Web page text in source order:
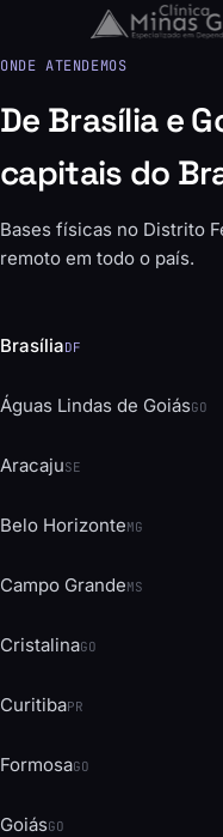
ONDE ATENDEMOS
De Brasília e
capitais do
Bases físicas no Distrito
remoto em todo o país.
BrasíliaDF
Águas Lindas de GoiásGO
AracajuSE
Belo HorizonteMG
Campo GrandeMS
CristalinaGO
CuritibaPR
FormosaGO
GoiásGO